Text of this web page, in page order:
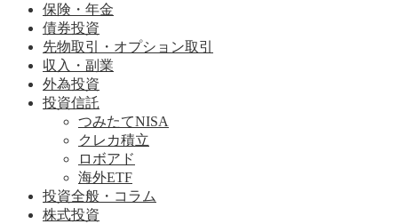
保険・年金
債券投資
先物取引・オプション取引
収入・副業
外為投資
投資信託
つみたてNISA
クレカ積立
ロボアド
海外ETF
投資全般・コラム
株式投資